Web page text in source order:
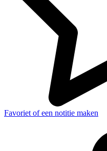
Favoriet of een notitie maken